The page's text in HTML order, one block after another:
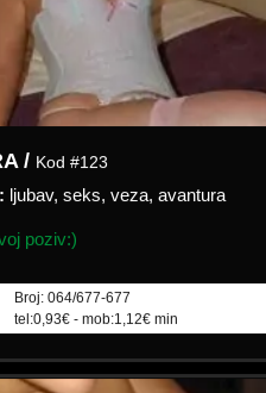
/Kod #123
ljubav, seks, veza, avantura
poziv:)
tel:0,93€ - mob:1,12€ min